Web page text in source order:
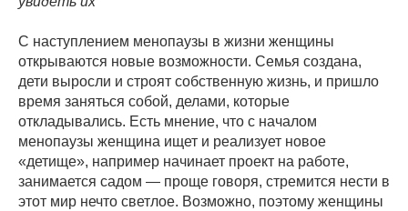
С наступлением менопаузы в жизни женщины
открываются новые возможности. Семья создана,
дети выросли и строят собственную жизнь, и пришло
время заняться собой, делами, которые
откладывались. Есть мнение, что с началом
менопаузы женщина ищет и реализует новое
«детище», например начинает проект на работе,
занимается садом — проще говоря, стремится нести в
этот мир нечто светлое. Возможно, поэтому женщины